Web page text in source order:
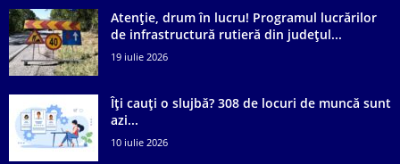
Atenție, drum în lucru! Programul lucrărilor
de infrastructură rutieră din județul...
19 iulie 2026
Îți cauți o slujbă? 308 de locuri de muncă sunt
azi...
10 iulie 2026